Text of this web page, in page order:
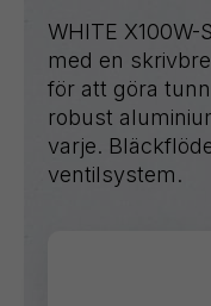
WHITE
med en
för att göra
robust
varje.
ventilsystem.